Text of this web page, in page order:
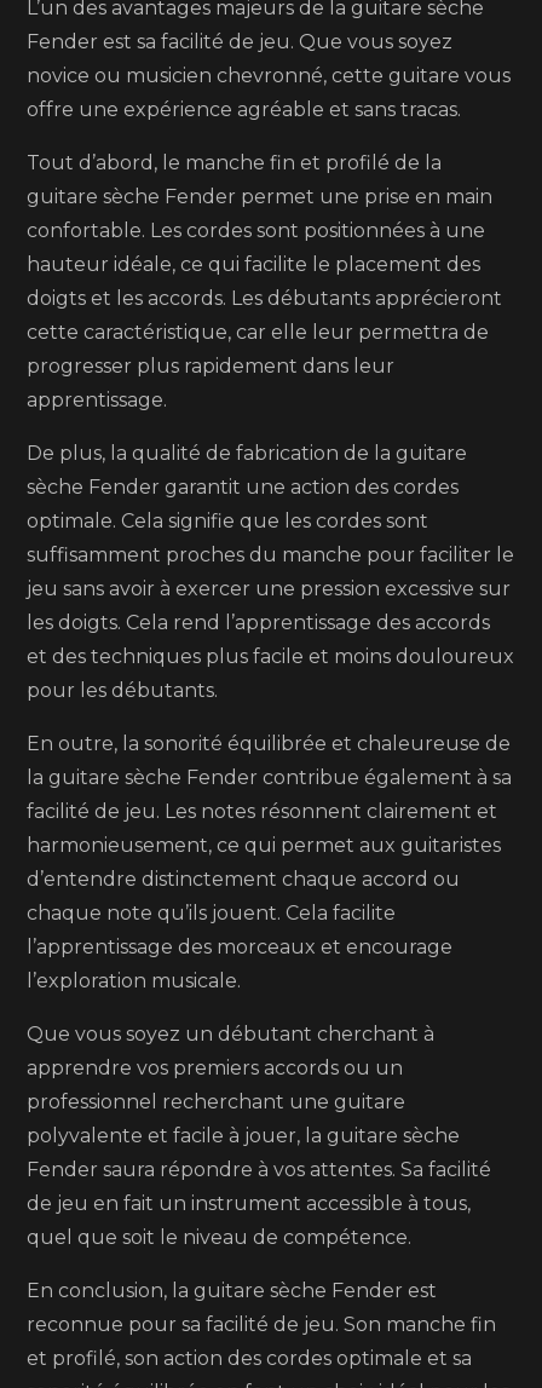
L’un des avantages majeurs de la guitare sèche
Fender est sa facilité de jeu. Que vous soyez
novice ou musicien chevronné, cette guitare vous
offre une expérience agréable et sans tracas.
Tout d’abord, le manche fin et profilé de la
guitare sèche Fender permet une prise en main
confortable. Les cordes sont positionnées à une
hauteur idéale, ce qui facilite le placement des
doigts et les accords. Les débutants apprécieront
cette caractéristique, car elle leur permettra de
progresser plus rapidement dans leur
apprentissage.
De plus, la qualité de fabrication de la guitare
sèche Fender garantit une action des cordes
optimale. Cela signifie que les cordes sont
suffisamment proches du manche pour faciliter le
jeu sans avoir à exercer une pression excessive sur
les doigts. Cela rend l’apprentissage des accords
et des techniques plus facile et moins douloureux
pour les débutants.
En outre, la sonorité équilibrée et chaleureuse de
la guitare sèche Fender contribue également à sa
facilité de jeu. Les notes résonnent clairement et
harmonieusement, ce qui permet aux guitaristes
d’entendre distinctement chaque accord ou
chaque note qu’ils jouent. Cela facilite
l’apprentissage des morceaux et encourage
l’exploration musicale.
Que vous soyez un débutant cherchant à
apprendre vos premiers accords ou un
professionnel recherchant une guitare
polyvalente et facile à jouer, la guitare sèche
Fender saura répondre à vos attentes. Sa facilité
de jeu en fait un instrument accessible à tous,
quel que soit le niveau de compétence.
En conclusion, la guitare sèche Fender est
reconnue pour sa facilité de jeu. Son manche fin
et profilé, son action des cordes optimale et sa